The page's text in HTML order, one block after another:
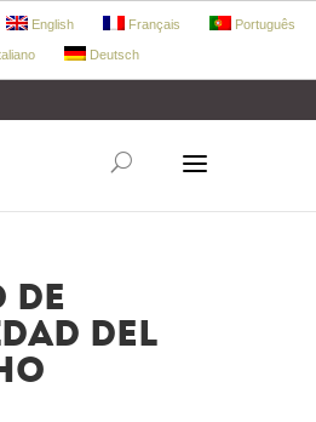
de
del
English Français Português
Deutsch